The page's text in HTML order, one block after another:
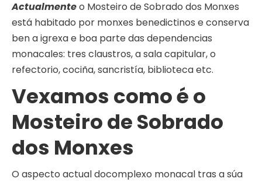
Actualmenteo Mosteiro de Sobrado dos Monxes
está habitado por monxes benedictinos e conserva
ben a igrexa e boa parte das dependencias
monacales: tres claustros, a sala capitular, o
refectorio, cociña, sancristía, biblioteca etc.
Vexamos como é o
Mosteiro de Sobrado
dos Monxes
O aspecto actual docomplexo monacal tras a súa